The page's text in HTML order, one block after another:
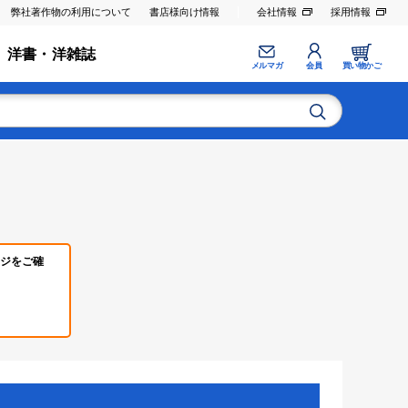
弊社著作物の利用について 書店様向け情報 会社情報 採用情報
洋書・洋雑誌
メルマガ 会員 買い物かご
をご確